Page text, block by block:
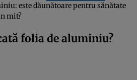
este dăunătoare pentru sănătate
mit?
folia de aluminiu?